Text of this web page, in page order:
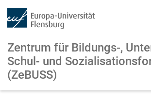
Zentrum für Bildungs-,
Schul- und
(ZeBUSS)